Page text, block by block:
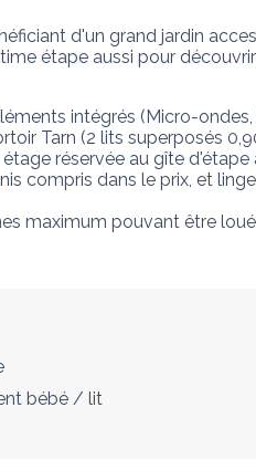
d'un grand jardin
étape aussi pour
intégrés (Micro-
Tarn (2 lits superposés
réservée au gîte
compris dans le prix, et
maximum pouvant être
bébé / lit